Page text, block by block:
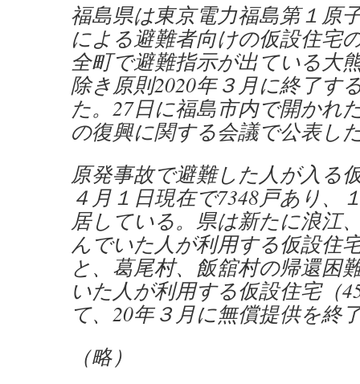
福島県は東京電力福島第１原
による避難者向けの仮設住宅
全町で避難指示が出ている大
除き原則2020年３月に終了す
た。27日に福島市内で開かれ
の復興に関する会議で公表し
原発事故で避難した人が入る
４月１日現在で7348戸あり、
居している。県は新たに浪江
んでいた人が利用する仮設住
と、葛尾村、飯舘村の帰還困
いた人が利用する仮設住宅（
て、20年３月に無償提供を終
（略）